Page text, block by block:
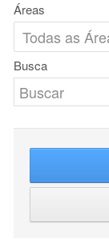
Áreas
Busca